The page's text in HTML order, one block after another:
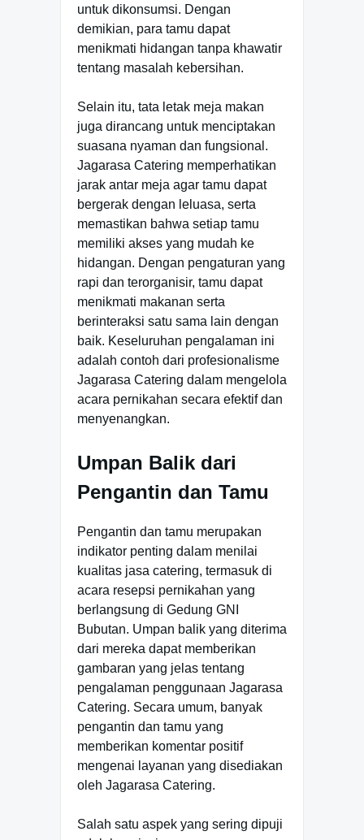
untuk dikonsumsi. Dengan
demikian, para tamu dapat
menikmati hidangan tanpa khawatir
tentang masalah kebersihan.
Selain itu, tata letak meja makan
juga dirancang untuk menciptakan
suasana nyaman dan fungsional.
Jagarasa Catering memperhatikan
jarak antar meja agar tamu dapat
bergerak dengan leluasa, serta
memastikan bahwa setiap tamu
memiliki akses yang mudah ke
hidangan. Dengan pengaturan yang
rapi dan terorganisir, tamu dapat
menikmati makanan serta
berinteraksi satu sama lain dengan
baik. Keseluruhan pengalaman ini
adalah contoh dari profesionalisme
Jagarasa Catering dalam mengelola
acara pernikahan secara efektif dan
menyenangkan.
Umpan Balik dari
Pengantin dan Tamu
Pengantin dan tamu merupakan
indikator penting dalam menilai
kualitas jasa catering, termasuk di
acara resepsi pernikahan yang
berlangsung di Gedung GNI
Bubutan. Umpan balik yang diterima
dari mereka dapat memberikan
gambaran yang jelas tentang
pengalaman penggunaan Jagarasa
Catering. Secara umum, banyak
pengantin dan tamu yang
memberikan komentar positif
mengenai layanan yang disediakan
oleh Jagarasa Catering.
Salah satu aspek yang sering dipuji